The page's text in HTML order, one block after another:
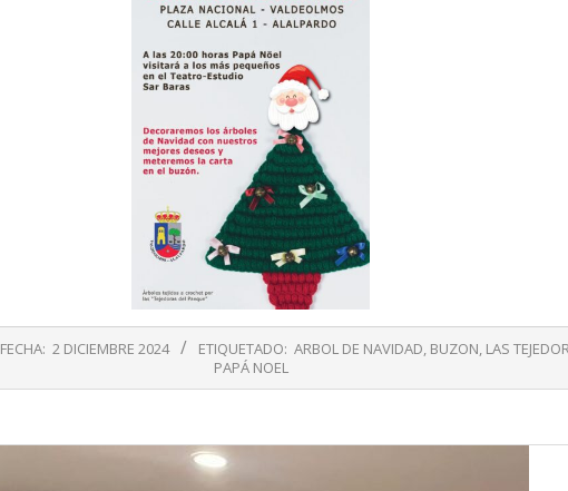
FECHA: 2 DICIEMBRE 2024 ETIQUETADO: ARBOL DE NAVIDAD BUZON LAS
PAPÁ NOEL